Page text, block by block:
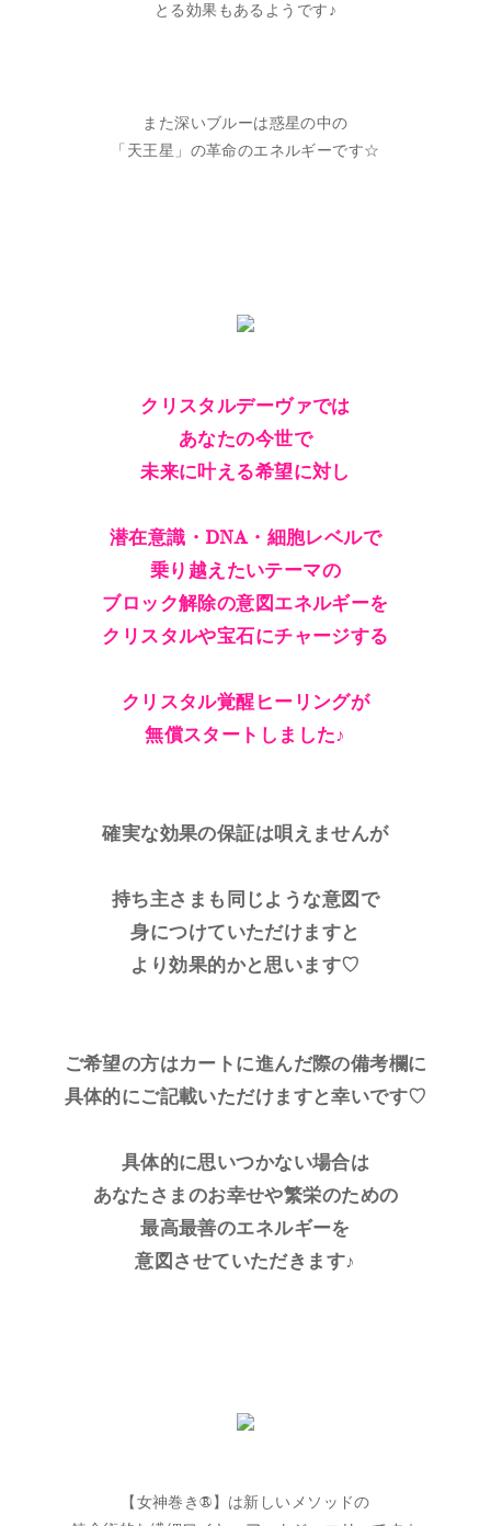
とる効果もあるようです♪
また深いブルーは惑星の中の
「天王星」の革命のエネルギーです☆
クリスタルデーヴァでは
あなたの今世で
未来に叶える希望に対し
潜在意識・DNA・細胞レベルで
乗り越えたいテーマの
ブロック解除の意図エネルギーを
クリスタルや宝石にチャージする
クリスタル覚醒ヒーリングが
無償スタートしました♪
確実な効果の保証は唄えませんが
持ち主さまも同じような意図で
身につけていただけますと
より効果的かと思います♡
ご希望の方はカートに進んだ際の備考欄に
具体的にご記載いただけますと幸いです♡
具体的に思いつかない場合は
あなたさまのお幸せや繁栄のための
最高最善のエネルギーを
意図させていただきます♪
【女神巻き®】は新しいメソッドの